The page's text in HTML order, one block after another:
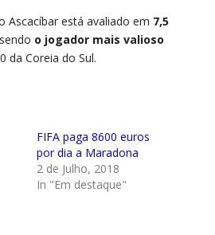
Ascacíbar está avaliado em 7,5
o jogador mais valioso
da Coreia do Sul.
FIFA paga 8600 euros
por dia a Maradona
2 de Julho, 2018
In "Em destaque"